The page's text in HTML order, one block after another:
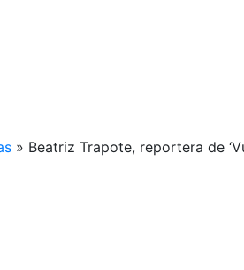
» Beatriz Trapote, reportera de